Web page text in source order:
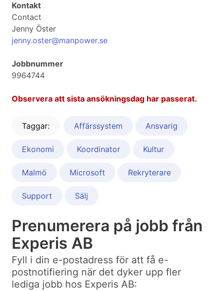
Kontakt
Contact
Jenny Öster
jenny.oster@manpower.se
Jobbnummer
9964744
Observera att sista ansökningsdag har passerat.
Taggar: Affärssystem Ansvarig
Ekonomi Koordinator Kultur
Malmö Microsoft Rekryterare
Support Sälj
Prenumerera på jobb från
Experis AB
Fyll i din e-postadress för att få e-
postnotifiering när det dyker upp fler
lediga jobb hos Experis AB: